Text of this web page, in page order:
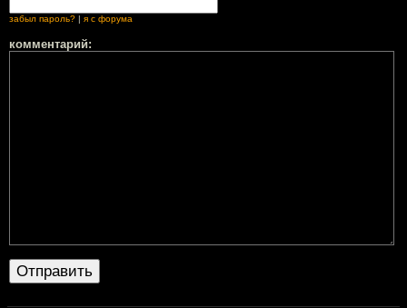
забыл пароль? | я с форума
комментарий: